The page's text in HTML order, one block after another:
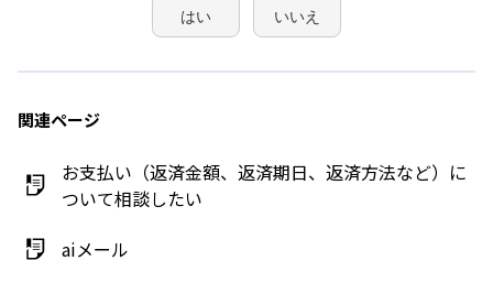
はい いいえ
関連ページ
お支払い（返済金額、返済期日、返済方法など）に
ついて相談したい
aiメール